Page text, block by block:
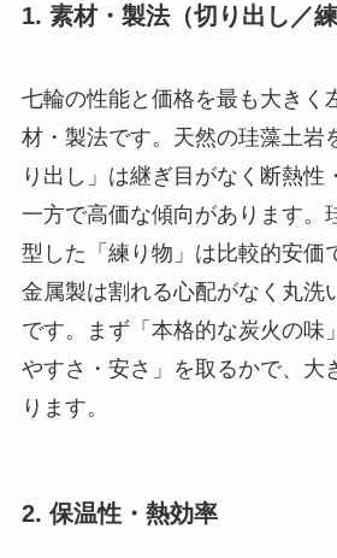
1. 素材・製法（切り出し／練
七輪の性能と価格を最も大きく
材・製法です。天然の珪藻土岩
り出し」は継ぎ目がなく断熱性
一方で高価な傾向があります。
型した「練り物」は比較的安価
金属製は割れる心配がなく丸洗
です。まず「本格的な炭火の味
やすさ・安さ」を取るかで、大
ります。
2. 保温性・熱効率